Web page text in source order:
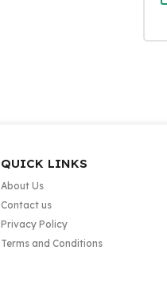
QUICK LINKS
About Us
Contact us
Privacy Policy
Terms and Conditions